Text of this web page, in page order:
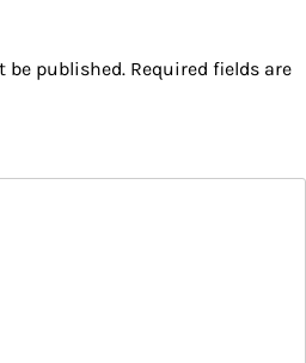
be published. Required fields are